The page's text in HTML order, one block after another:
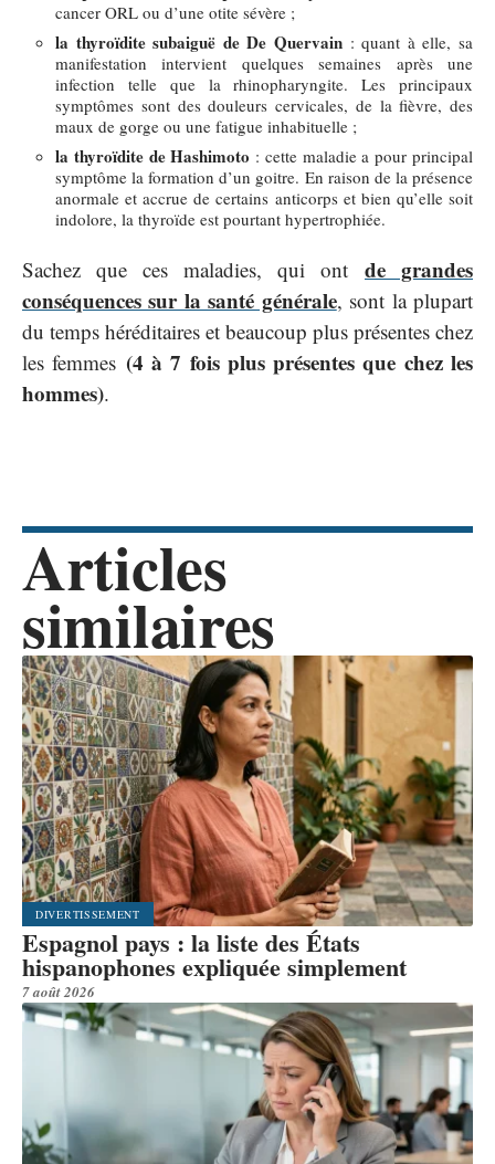
cancer ORL ou d’une otite sévère ;
la thyroïdite subaiguë de De Quervain : quant à elle, sa
manifestation intervient quelques semaines après une
infection telle que la rhinopharyngite. Les principaux
symptômes sont des douleurs cervicales, de la fièvre, des
maux de gorge ou une fatigue inhabituelle ;
la thyroïdite de Hashimoto : cette maladie a pour principal
symptôme la formation d’un goitre. En raison de la présence
anormale et accrue de certains anticorps et bien qu’elle soit
indolore, la thyroïde est pourtant hypertrophiée.
Sachez que ces maladies, qui ont de grandes
conséquences sur la santé générale, sont la plupart
du temps héréditaires et beaucoup plus présentes chez
les femmes (4 à 7 fois plus présentes que chez les
hommes).
Articles
similaires
DIVERTISSEMENT
Espagnol pays : la liste des États
hispanophones expliquée simplement
7 août 2026